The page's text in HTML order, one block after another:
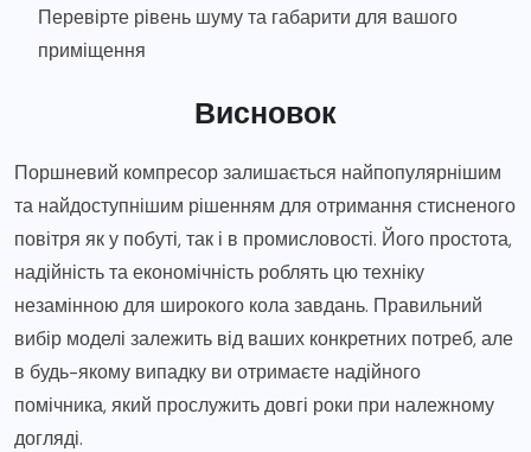
Перевірте рівень шуму та габарити для вашого
приміщення
Висновок
Поршневий компресор залишається найпопулярнішим
та найдоступнішим рішенням для отримання стисненого
повітря як у побуті, так і в промисловості. Його простота,
надійність та економічність роблять цю техніку
незамінною для широкого кола завдань. Правильний
вибір моделі залежить від ваших конкретних потреб, але
в будь-якому випадку ви отримаєте надійного
помічника, який прослужить довгі роки при належному
догляді.